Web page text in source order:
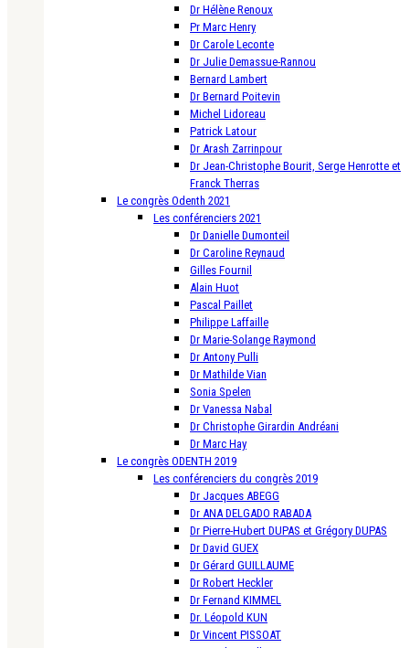
Dr Hélène Renoux
Pr Marc Henry
Dr Carole Leconte
Dr Julie Demassue-Rannou
Bernard Lambert
Dr Bernard Poitevin
Michel Lidoreau
Patrick Latour
Dr Arash Zarrinpour
Dr Jean-Christophe Bourit, Serge Henrotte et
Franck Therras
Le congrès Odenth 2021
Les conférenciers 2021
Dr Danielle Dumonteil
Dr Caroline Reynaud
Gilles Fournil
Alain Huot
Pascal Paillet
Philippe Laffaille
Dr Marie-Solange Raymond
Dr Antony Pulli
Dr Mathilde Vian
Sonia Spelen
Dr Vanessa Nabal
Dr Christophe Girardin Andréani
Dr Marc Hay
Le congrès ODENTH 2019
Les conférenciers du congrès 2019
Dr Jacques ABEGG
Dr ANA DELGADO RABADA
Dr Pierre-Hubert DUPAS et Grégory DUPAS
Dr David GUEX
Dr Gérard GUILLAUME
Dr Robert Heckler
Dr Fernand KIMMEL
Dr. Léopold KUN
Dr Vincent PISSOAT